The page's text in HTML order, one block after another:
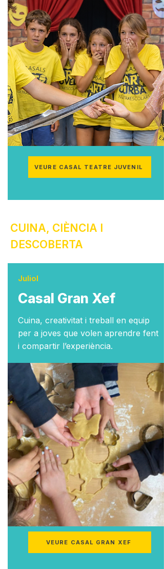
VEURE CASAL TEATRE JUVENIL
CUINA, CIÈNCIA I
DESCOBERTA
Juliol
Casal Gran Xef
Cuina, creativitat i treball en equip
per a joves que volen aprendre fent
i compartir l’experiència.
VEURE CASAL GRAN XEF